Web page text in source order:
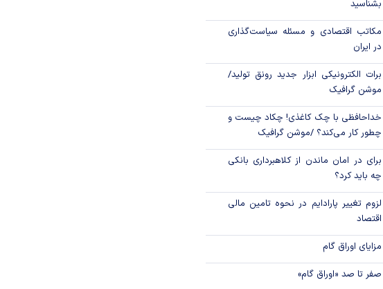
قیمت دلار و یورو مرکز مبادله ایران؛
امروز پنجشنبه ۱۵ مرداد ۱۴۰۵
سقوط ارزهای صادراتی در سیاهچاله
کارت‌های بازرگانی
بشناسید
مکاتب اقتصادی و مسئله سیاست‌گذاری
در ایران
برات الکترونیکی ابزار جدید رونق تولید/
موشن گرافیک
خداحافظی با چک کاغذی! چکاد چیست و
چطور کار می‌کند؟ /موشن گرافیک
برای در امان ماندن از کلاهبرداری بانکی
چه باید کرد؟
لزوم تغییر پارادایم در نحوه تامین مالی
اقتصاد
مزایای اوراق گام
صفر تا صد «اوراق گام»